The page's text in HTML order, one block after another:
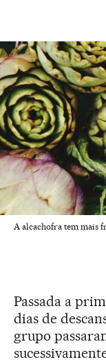
A alcachofra tem mais
Passada a
dias de
grupo